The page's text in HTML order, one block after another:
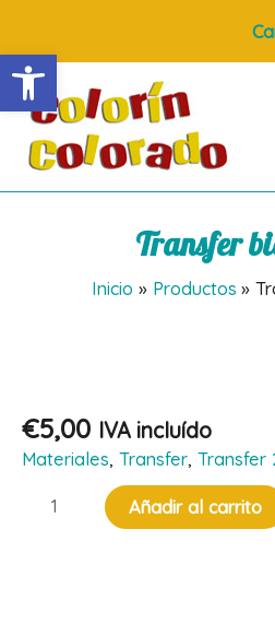
Abrir barra de
contenido
Transfer
Inicio Productos
€5,00 IVA incluído
Materiales, Transfer, Transfer
Transfer
Añadir al carrito